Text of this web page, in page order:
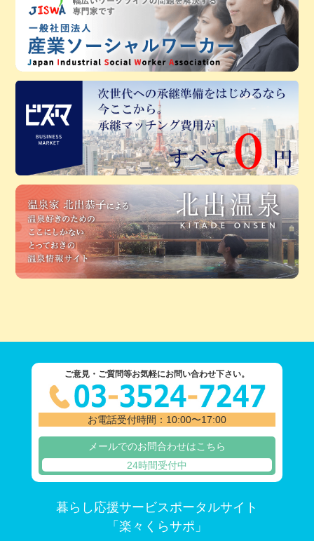
ご意見・ご質問等お気軽にお問い合わせ下さい。
お電話受付時間：10:00〜17:00
メールでのお問合わせはこちら
24時間受付中
暮らし応援サービスポータルサイト
「楽々くらサポ」